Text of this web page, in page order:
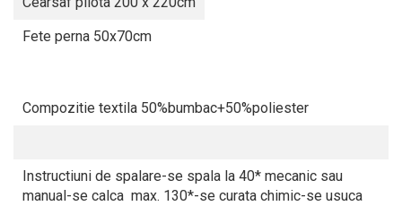
Fete perna 50x70cm
Compozitie textila 50%bumbac+50%poliester
Instructiuni de spalare-se spala la 40* mecanic sau
manual-se calca max. 130*-se curata chimic-se usuca